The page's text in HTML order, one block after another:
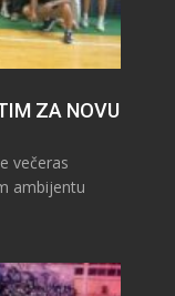
ZA NOVU
večeras
ambijentu